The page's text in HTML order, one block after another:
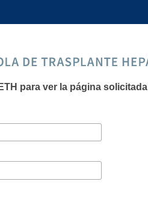
para ver la página solicitada